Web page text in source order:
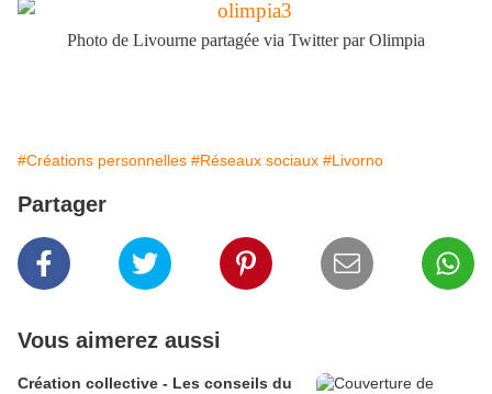
Photo de Livourne partagée via Twitter par Olimpia
#Créations personnelles #Réseaux sociaux #Livorno
Partager
Vous aimerez aussi
Création collective - Les conseils du